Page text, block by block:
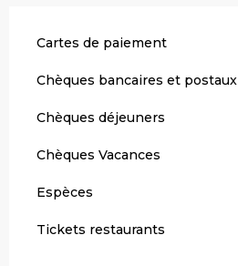
Cartes de paiement
Chèques bancaires et postaux
Chèques déjeuners
Chèques Vacances
Espèces
Tickets restaurants